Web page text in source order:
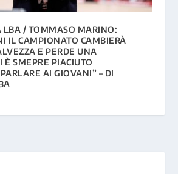
LBA / TOMMASO MARINO:
IL CAMPIONATO CAMBIERÀ
E PERDE UNA
È SMEPRE PIACIUTO
AI GIOVANI” – DI